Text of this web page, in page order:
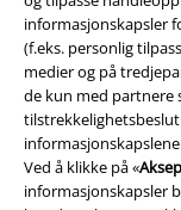
informasjonskapsler
(f.eks. personlig
medier og på
de kun med partnere
Ved å klikke på «
informasjonskapsler
Impressum
Avfallshåndtering og